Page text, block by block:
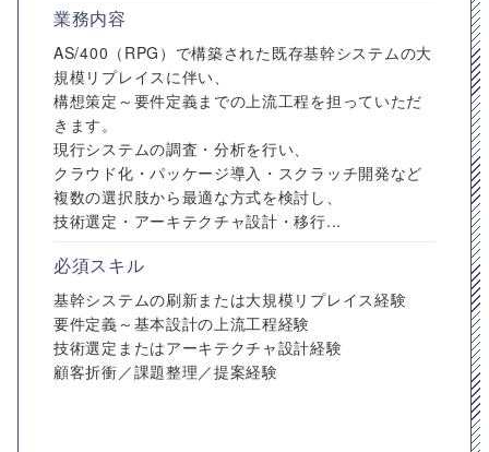
業務内容
AS/400（RPG）で構築された既存基幹システムの大
規模リプレイスに伴い、
構想策定～要件定義までの上流工程を担っていただ
きます。
現行システムの調査・分析を行い、
クラウド化・パッケージ導入・スクラッチ開発など
複数の選択肢から最適な方式を検討し、
技術選定・アーキテクチャ設計・移行...
必須スキル
基幹システムの刷新または大規模リプレイス経験
要件定義～基本設計の上流工程経験
技術選定またはアーキテクチャ設計経験
顧客折衝／課題整理／提案経験